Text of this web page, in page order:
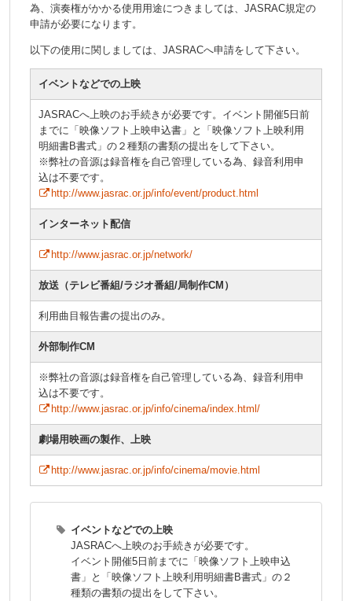
為、演奏権がかかる使用用途につきましては、JASRAC規定の
申請が必要になります。
以下の使用に関しましては、JASRACへ申請をして下さい。
イベントなどでの上映
JASRACへ上映のお手続きが必要です。イベント開催5日前
までに「映像ソフト上映申込書」と「映像ソフト上映利用
明細書B書式」の２種類の書類の提出をして下さい。
※弊社の音源は録音権を自己管理している為、録音利用申
込は不要です。
http://www.jasrac.or.jp/info/event/product.html
インターネット配信
http://www.jasrac.or.jp/network/
放送（テレビ番組/ラジオ番組/局制作CM）
利用曲目報告書の提出のみ。
外部制作CM
※弊社の音源は録音権を自己管理している為、録音利用申
込は不要です。
http://www.jasrac.or.jp/info/cinema/index.html/
劇場用映画の製作、上映
http://www.jasrac.or.jp/info/cinema/movie.html
イベントなどでの上映
JASRACへ上映のお手続きが必要です。
イベント開催5日前までに「映像ソフト上映申込
書」と「映像ソフト上映利用明細書B書式」の２
種類の書類の提出をして下さい。